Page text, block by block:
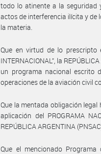
todo lo atinente a la seguridad
actos de interferencia ilícita y de
la materia.
Que en virtud de lo prescripto
INTERNACIONAL”, la
un programa nacional escrito
operaciones de la aviación civil
Que la mentada obligación
aplicación del PROGRAMA
REPÚBLICA ARGENTINA
Que el mencionado